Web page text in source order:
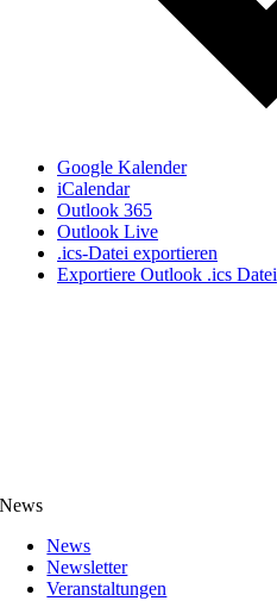
Google Kalender
iCalendar
Outlook 365
Outlook Live
.ics-Datei exportieren
Exportiere Outlook .ics Datei
News
News
Newsletter
Veranstaltungen